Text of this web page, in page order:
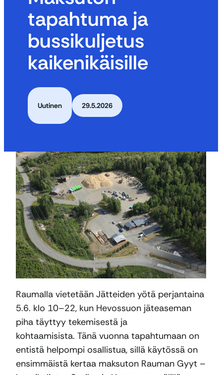
tapahtuma ja
bussikuljetus
kaikenikäisille
Uutinen 29.5.2026
Raumalla vietetään Jätteiden yötä perjantaina
5.6. klo 10–22, kun Hevossuon jäteaseman
piha täyttyy tekemisestä ja
kohtaamisista. Tänä vuonna tapahtumaan on
entistä helpompi osallistua, sillä käytössä on
ensimmäistä kertaa maksuton Rauman Gyyt –